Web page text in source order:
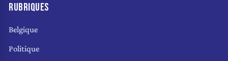
RUBRIQUES
Belgique
Politique